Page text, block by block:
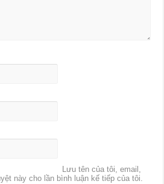
Lưu tên của tôi, email,
này cho lần bình luận kế tiếp của tôi.